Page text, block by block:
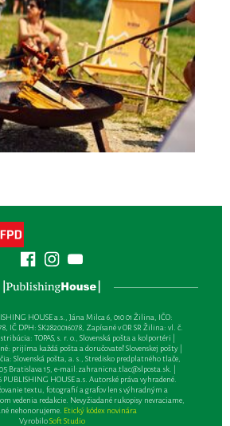
HOUSE a.s., Jána Milca 6, 010 01 Žilina, IČO:
IČ DPH: SK2820016078, Zapísané v OR SR Žilina: vl. č.
TOPAS, s. r. o., Slovenská pošta a kolportéri |
prijíma každá pošta a doručovateľ Slovenskej pošty |
Slovenská pošta, a. s., Stredisko predplatného tlače,
Bratislava 15, e-mail:zahranicna.tlac@slposta.sk. |
HOUSE a.s. Autorské práva vyhradené.
textu, fotografií a grafov len s výhradným a
vedenia redakcie. Nevyžiadané rukopisy nevraciame,
nehonorujeme. Etický kódex novinára
VyrobiloSoft Studio